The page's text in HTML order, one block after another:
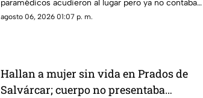
paramédicos acudieron al lugar pero ya no contaba
con signos vitales.
agosto 06, 2026 01:07 p. m.
Hallan a mujer sin vida en Prados de
Salvárcar; cuerpo no presentaba